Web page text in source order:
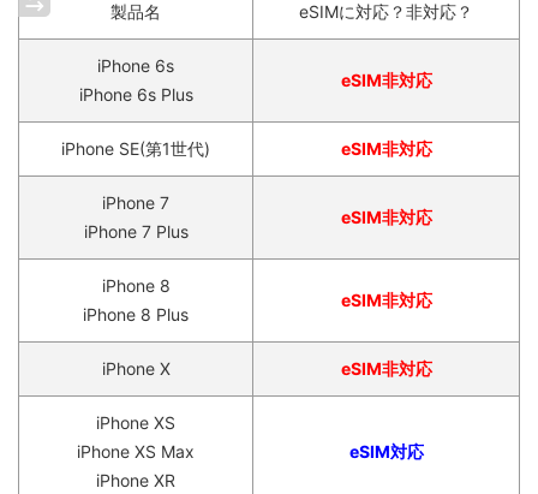
製品名 eSIMに対応？非対応？
iPhone 6s
iPhone 6s Plus
eSIM非対応
iPhone SE(第1世代) eSIM非対応
iPhone 7
iPhone 7 Plus
eSIM非対応
iPhone 8
iPhone 8 Plus
eSIM非対応
iPhone X eSIM非対応
iPhone XS
iPhone XS Max
iPhone XR
eSIM対応